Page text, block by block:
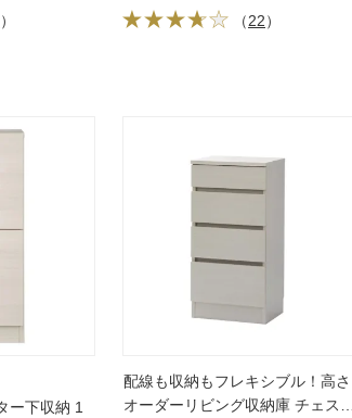
）
（22）
ー下収納 1
配線も収納もフレキシブル！高さ
オーダーリビング収納庫 チェスト